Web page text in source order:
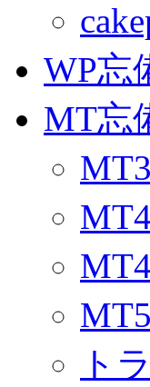
WP忘
MT忘
ト